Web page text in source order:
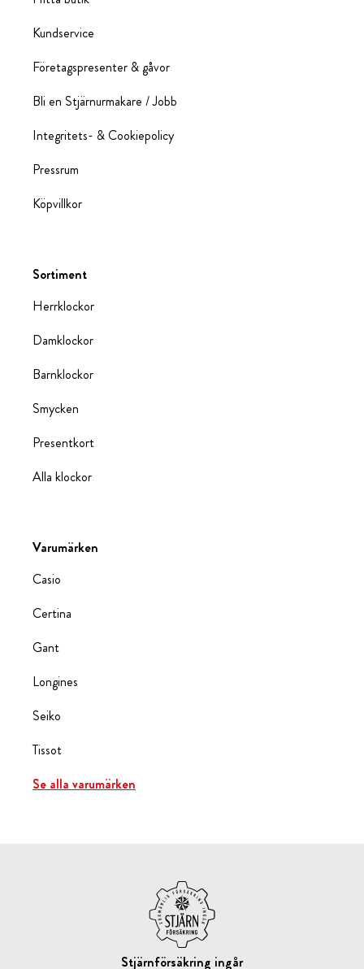
Kundservice
Företagspresenter & gåvor
Bli en Stjärnurmakare / Jobb
Integritets- & Cookiepolicy
Pressrum
Köpvillkor
Sortiment
Herrklockor
Damklockor
Barnklockor
Smycken
Presentkort
Alla klockor
Varumärken
Casio
Certina
Gant
Longines
Seiko
Tissot
Se alla varumärken
Stjärnförsäkring ingår